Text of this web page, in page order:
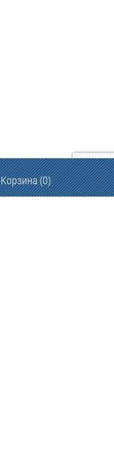
Корзина(0)